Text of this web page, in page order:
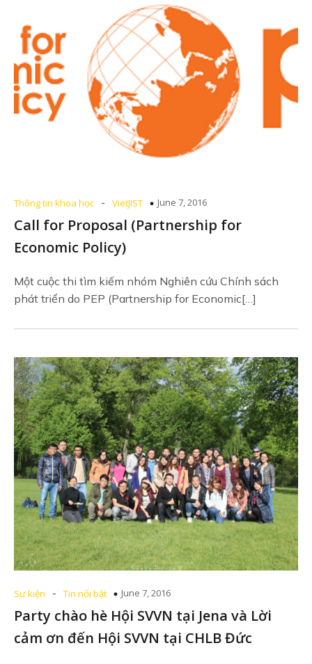
Thông tin khoa học - VietJIST June 7, 2016
Call for Proposal (Partnership for
Economic Policy)
Một cuộc thi tìm kiếm nhóm Nghiên cứu Chính sách
phát triển do PEP (Partnership for Economic[…]
Sự kiện - Tin nổi bật June 7, 2016
Party chào hè Hội SVVN tại Jena và Lời
cảm ơn đến Hội SVVN tại CHLB Đức